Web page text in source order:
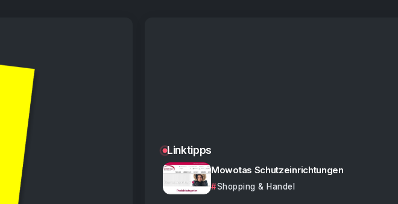
Linktipps
Mowotas Schutzeinrichtungen
Shopping & Handel